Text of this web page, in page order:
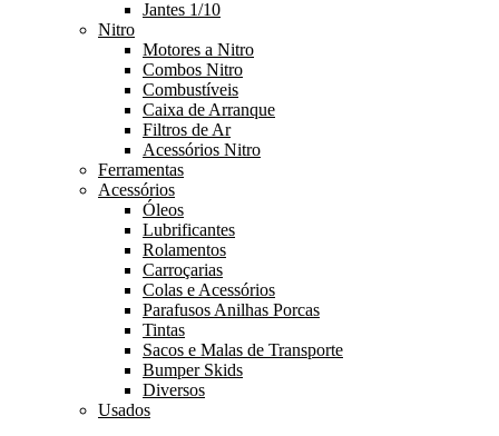
Jantes 1/10
Nitro
Motores a Nitro
Combos Nitro
Combustíveis
Caixa de Arranque
Filtros de Ar
Acessórios Nitro
Ferramentas
Acessórios
Óleos
Lubrificantes
Rolamentos
Carroçarias
Colas e Acessórios
Parafusos Anilhas Porcas
Tintas
Sacos e Malas de Transporte
Bumper Skids
Diversos
Usados